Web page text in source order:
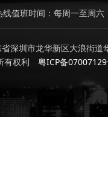
值班时间：每周一至周
深圳市龙华新区大浪街
权利
粤ICP备